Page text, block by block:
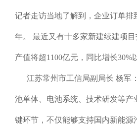
记者走访当地了解到，企业订单排
年。 最近又有十多家新建续建项
产值将超1100亿元，同比增长30%
江苏常州市工信局副局长 杨军
池单体、电池系统、技术研发等产
键环节，不仅能够支持国内新能源